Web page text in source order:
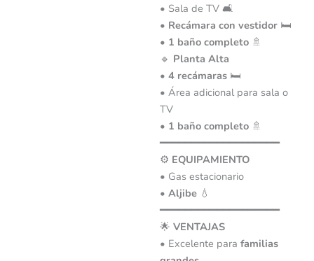
• Sala de TV 🛋️
• Recámara con vestidor🛏️
• 1 baño completo🚿
🔹 Planta Alta
• 4 recámaras🛏️
• Área adicional para sala o
TV
• 1 baño completo🚿
━━━━━━━━━━━━━━━━━━━
⚙️ EQUIPAMIENTO
• Gas estacionario
• Aljibe💧
━━━━━━━━━━━━━━━━━━━
🌟 VENTAJAS
• Excelente para familias